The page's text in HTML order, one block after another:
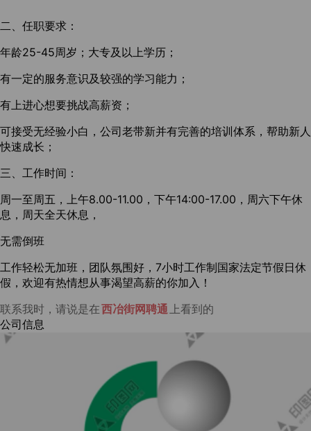
二、任职要求：
年龄25-45周岁；大专及以上学历；
有一定的服务意识及较强的学习能力；
有上进心想要挑战高薪资；
可接受无经验小白，公司老带新并有完善的培训体系，帮助新人
快速成长；
三、工作时间：
周一至周五，上午8.00-11.00，下午14:00-17.00，周六下午休
息，周天全天休息，
无需倒班
工作轻松无加班，团队氛围好，7小时工作制国家法定节假日休
假，欢迎有热情想从事渴望高薪的你加入！
联系我时，请说是在西冶街网聘通上看到的
公司信息